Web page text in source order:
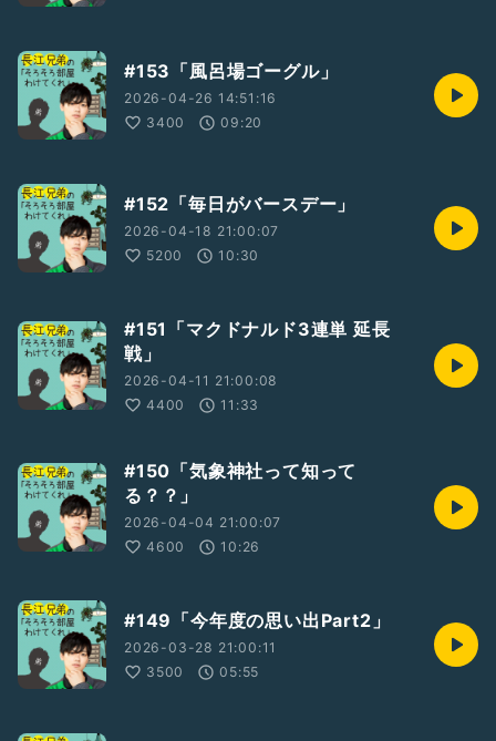
#153「風呂場ゴーグル」
2026-04-26 14:51:16
3400
09:20
#152「毎日がバースデー」
2026-04-18 21:00:07
5200
10:30
#151「マクドナルド3連単 延長
戦」
2026-04-11 21:00:08
4400
11:33
#150「気象神社って知って
る？？」
2026-04-04 21:00:07
4600
10:26
#149「今年度の思い出Part2」
2026-03-28 21:00:11
3500
05:55